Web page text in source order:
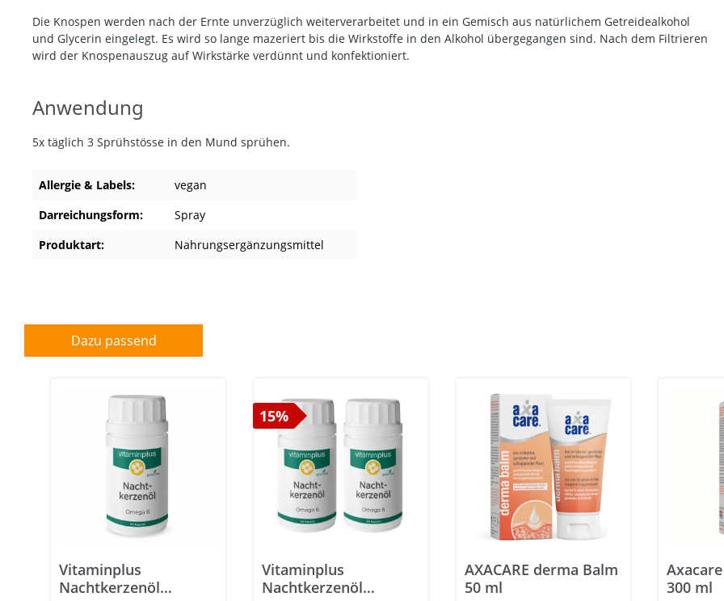
Die Knospen werden nach der Ernte unverzüglich weiterverarbeitet und in ein Gemisch aus natürlichem Getreidealkohol
und Glycerin eingelegt. Es wird so lange mazeriert bis die Wirkstoffe in den Alkohol übergegangen sind. Nach dem Filtrieren
wird der Knospenauszug auf Wirkstärke verdünnt und konfektioniert.
Anwendung
5x täglich 3 Sprühstösse in den Mund sprühen.
Allergie & Labels:
vegan
Darreichungsform:
Spray
Produktart:
Nahrungsergänzungsmittel
Dazu passend
Vitaminplus
Nachtkerzenöl
15%
Vitaminplus
Nachtkerzenöl
AXACARE derma Balm
50 ml
300 ml